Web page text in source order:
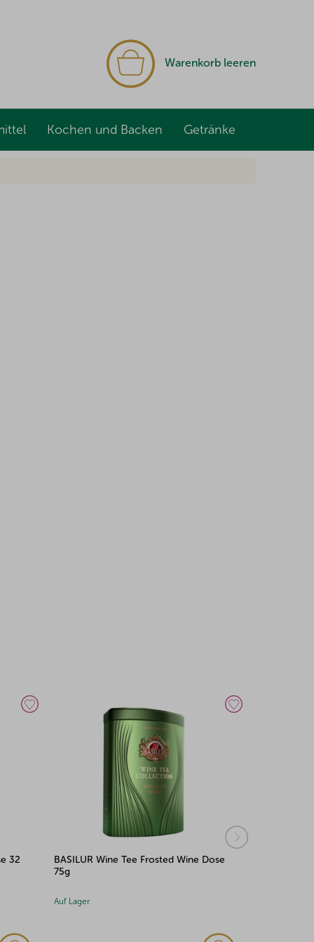
Warenkorb leeren
Kochen und Backen Getränke
32
BASILUR Wine Tee Frosted Wine Dose
75g
Auf Lager